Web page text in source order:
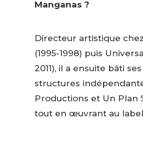
Manganas ?
Directeur artistique
(1995-1998) puis
2011), il a ensuite bâti
structures
Productions et Un Plan
tout en œuvrant au label